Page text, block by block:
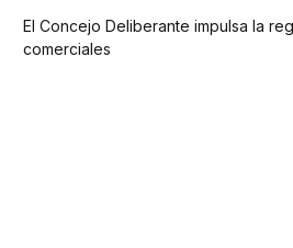
El Concejo Deliberante impulsa la
comerciales